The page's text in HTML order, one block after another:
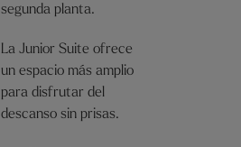
segunda planta.
La Junior Suite ofrece
un espacio más amplio
para disfrutar del
descanso sin prisas.